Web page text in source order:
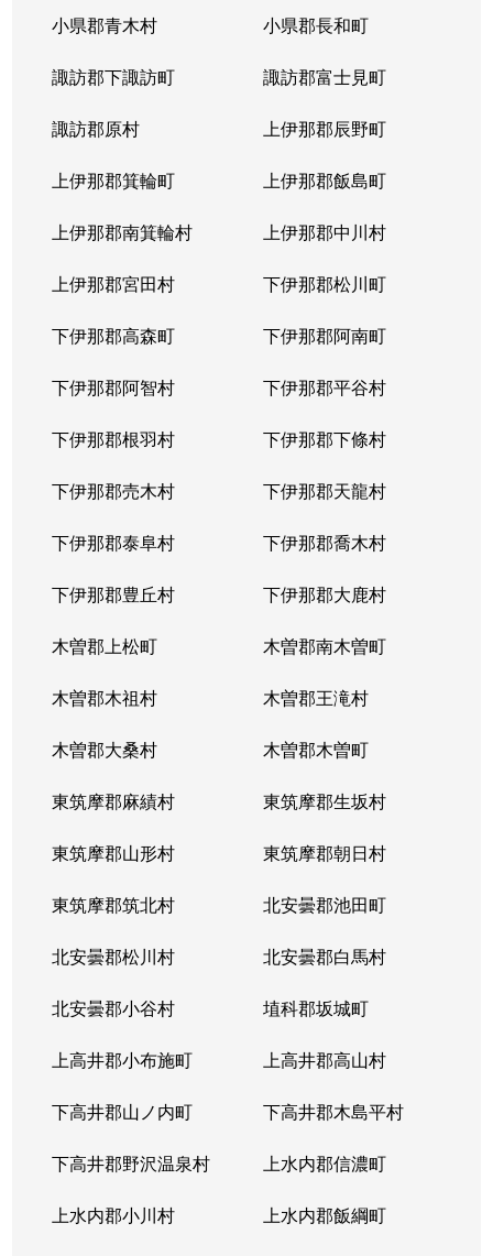
小県郡青木村 小県郡長和町
諏訪郡下諏訪町 諏訪郡富士見町
諏訪郡原村 上伊那郡辰野町
上伊那郡箕輪町 上伊那郡飯島町
上伊那郡南箕輪村 上伊那郡中川村
上伊那郡宮田村 下伊那郡松川町
下伊那郡高森町 下伊那郡阿南町
下伊那郡阿智村 下伊那郡平谷村
下伊那郡根羽村 下伊那郡下條村
下伊那郡売木村 下伊那郡天龍村
下伊那郡泰阜村 下伊那郡喬木村
下伊那郡豊丘村 下伊那郡大鹿村
木曽郡上松町 木曽郡南木曽町
木曽郡木祖村 木曽郡王滝村
木曽郡大桑村 木曽郡木曽町
東筑摩郡麻績村 東筑摩郡生坂村
東筑摩郡山形村 東筑摩郡朝日村
東筑摩郡筑北村 北安曇郡池田町
北安曇郡松川村 北安曇郡白馬村
北安曇郡小谷村 埴科郡坂城町
上高井郡小布施町 上高井郡高山村
下高井郡山ノ内町 下高井郡木島平村
下高井郡野沢温泉村 上水内郡信濃町
上水内郡小川村 上水内郡飯綱町